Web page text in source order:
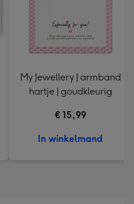
My Jewellery | armband
hartje | goudkleurig
€ 15,99
In winkelmand